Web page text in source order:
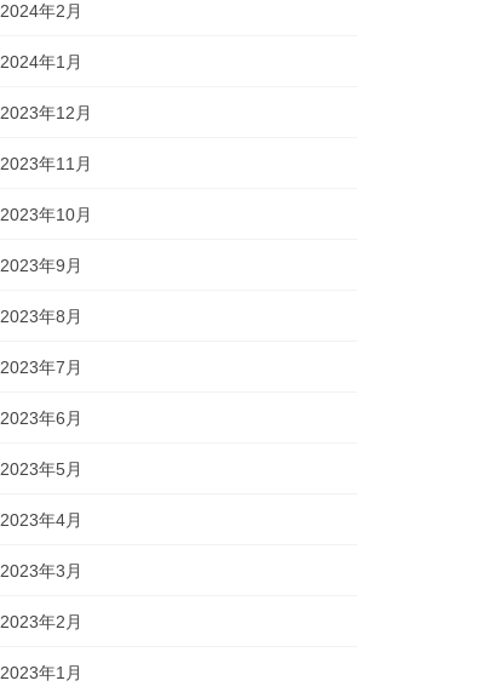
2024年2月
2024年1月
2023年12月
2023年11月
2023年10月
2023年9月
2023年8月
2023年7月
2023年6月
2023年5月
2023年4月
2023年3月
2023年2月
2023年1月